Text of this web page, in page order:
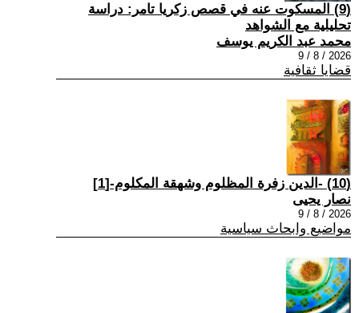
(9) المسكوت عنه في قصص زكريا تامر: دراسة
تحليلية مع الشواهد
محمد عبد الكريم يوسف
2026 / 8 / 9
قضايا ثقافية
(10) -الدين زفرة المظلوم وشهقة المكلوم-[1]
نصار يحيى
2026 / 8 / 9
مواضيع وابحاث سياسية